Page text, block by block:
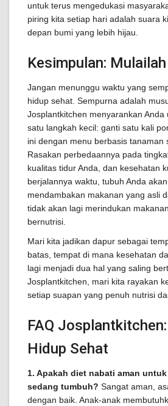
untuk terus mengedukasi
piring kita setiap hari adalah suara
depan bumi yang lebih hijau.
Kesimpulan:
Jangan menunggu waktu yang
hidup sehat. Sempurna adalah
Josplantkitchen menyarankan Anda
satu langkah kecil: ganti satu kali
ini dengan menu berbasis tanaman
Rasakan perbedaannya pada
kualitas tidur Anda, dan kesehatan
berjalannya waktu, tubuh Anda
mendambakan makanan yang asli
tidak akan lagi merindukan
bernutrisi.
Mari kita jadikan dapur sebagai
batas, tempat di mana kesehatan
lagi menjadi dua hal yang saling
Josplantkitchen, mari kita rayakan
setiap suapan yang penuh nutrisi
FAQ
Hidup Sehat
1. Apakah diet nabati aman
sedang tumbuh? Sangat aman,
dengan baik. Anak-anak